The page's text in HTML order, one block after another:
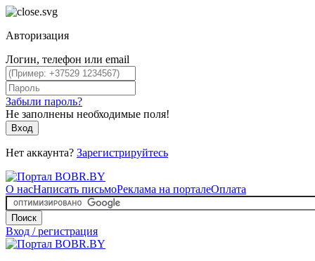
Авторизация
Логин, телефон или email
Забыли пароль?
Не заполнены необходимые поля!
Вход
Нет аккаунта? Зарегистрируйтесь
О насНаписать письмоРеклама на порталеОплата
Поиск
Вход / регистрация